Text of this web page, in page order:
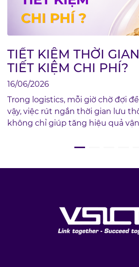
TIẾT KIỆM THỜI
TIẾT KIỆM CHI PHÍ?
16/06/2026
Trong logistics, mỗi giờ chờ đợi
vậy, việc rút ngắn thời gian lưu
không chỉ giúp tăng hiệu quả